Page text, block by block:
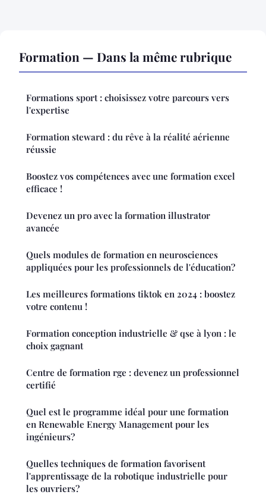
Formation — Dans la même rubrique
Formations sport : choisissez votre parcours vers
l'expertise
Formation steward : du rêve à la réalité aérienne
réussie
Boostez vos compétences avec une formation excel
efficace !
Devenez un pro avec la formation illustrator
avancée
Quels modules de formation en neurosciences
appliquées pour les professionnels de l'éducation?
Les meilleures formations tiktok en 2024 : boostez
votre contenu !
Formation conception industrielle & qse à lyon : le
choix gagnant
Centre de formation rge : devenez un professionnel
certifié
Quel est le programme idéal pour une formation
en Renewable Energy Management pour les
ingénieurs?
Quelles techniques de formation favorisent
l'apprentissage de la robotique industrielle pour
les ouvriers?